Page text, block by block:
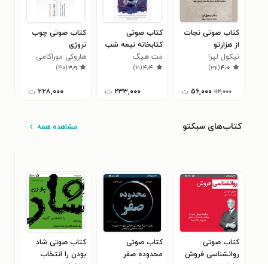
کتاب صوتی نجات
از هزارتو
نیکول لپرا
۴٫۰(۲۹۱)
۱۱۲,۰۰۰ ۵۶,۰۰۰ ت
کتاب صوتی
کتابخانه نیمه شب
مت هیگ
۴٫۴(۶۱)
۲۳۳,۰۰۰ ت
کتاب صوتی چوب
نروژی
هاروکی موراکامی
۳٫۹(۴۰)
۲۲۸,۰۰۰ ت
کتاب‌های سبکتو مشاهده همه
کتاب صوتی
روانشناسی فروش
کتاب صوتی
محدوده صفر
کتاب صوتی شاد
بودن را انتخاب